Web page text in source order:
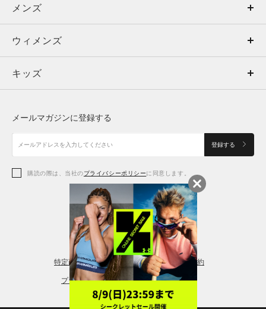
メンズ
ウィメンズ
キッズ
アクセサリー
メンズ
トップス
ボトムス
アクセサリー
ウィメンズ
トップス
シューズ
アクセサリー
レギンス＆タイツ
キッズ
シューズ
メールマガジンに登録する
登録する
購読の際は、当社のプライバシーポリシーに同意します。
特定商取引法に基づく通販の表記 会員規約
プライバシーポリシー